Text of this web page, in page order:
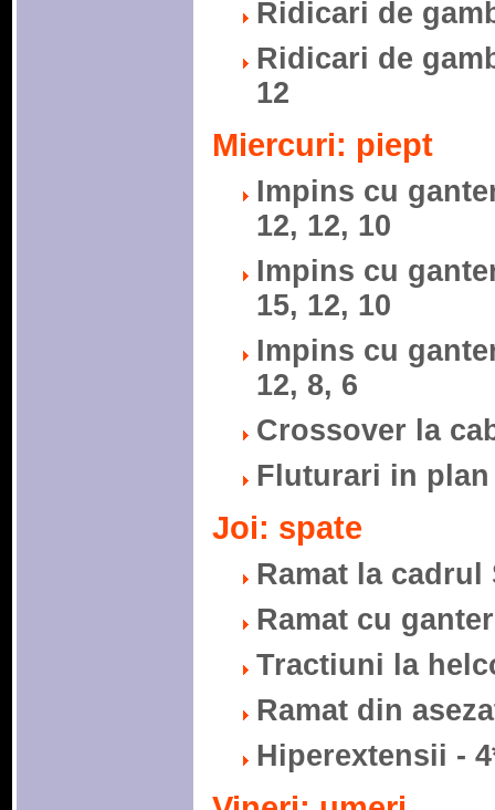
Ridicari de
Ridicari de
12
Miercuri: piept
Impins cu
12, 12, 10
Impins cu
15, 12, 10
Impins cu
12, 8, 6
Crossover la
Fluturari in
Joi: spate
Ramat la cadrul
Ramat cu
Tractiuni la
Ramat din
Hiperextensii -